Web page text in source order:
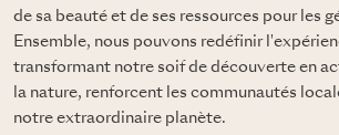
de sa beauté et de ses ressources pour les
Ensemble, nous pouvons redéfinir
transformant notre soif de découverte en
la nature, renforcent les communautés
notre extraordinaire planète.